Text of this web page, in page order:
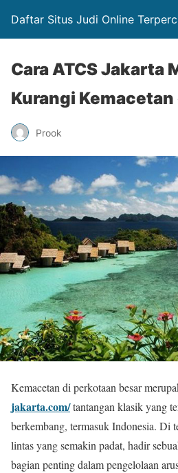
Daftar Situs Judi Online
Cara ATCS Jakarta
Kurangi
Prook
Kemacetan di perkotaan besar
jakarta.com/tantangan klasik yang
berkembang, termasuk Indonesia. Di
lintas yang semakin padat, hadir
bagian penting dalam pengelolaan